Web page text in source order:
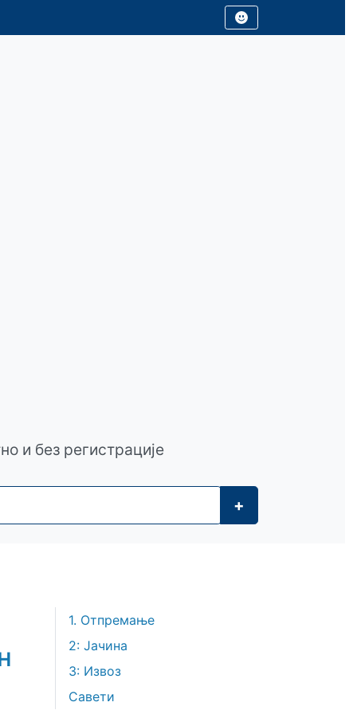
и без регистрације
+
1. Отпремање
2: Јачина
3: Извоз
Савети